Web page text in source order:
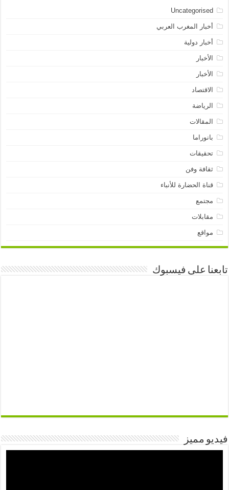
Uncategorised
أخبار المغرب العربي
أخبار دولية
الأخبار
الأخبار
الاقتصاد
الرياضة
المقالات
بانوراما
تحقيقات
ثقافة وفن
قناة الحضارة للأنباء
مجتمع
مقابلات
مواقع
تابعنا على فيسبوك
فيديو مميز